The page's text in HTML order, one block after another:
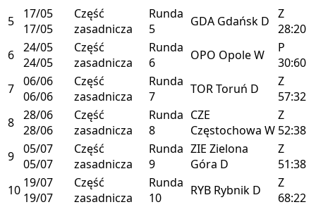
5
17/05
17/05
Część
zasadnicza
Runda
5
GDA Gdańsk D Z
28:20
6 24/05
24/05
Część
zasadnicza
Runda
6
OPO OpoleW
P
30:60
7 06/06
06/06
Część
zasadnicza
Runda
7
TORToruń D
Z
57:32
8 28/06
28/06
Część
zasadnicza
Runda
8
CZE
Częstochowa W
Z
52:38
9 05/07
05/07
Część
zasadnicza
Runda
9
ZIE Zielona
Góra D
Z
51:38
10 19/07
19/07
Część
zasadnicza
Runda
10
RYB Rybnik D
Z
68:22